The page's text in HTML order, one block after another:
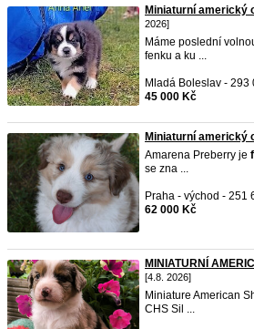
Miniaturní americký
2026]
Máme poslední
fenku a ku ...
Mladá Boleslav - 293
45 000 Kč
Miniaturní americký
Amarena Preberry je
se zna ...
Praha - východ - 251
62 000 Kč
MINIATURNÍ
[4.8. 2026]
Miniature American
CHS Sil ...